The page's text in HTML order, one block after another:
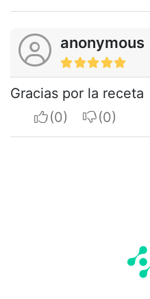
anonymous
Gracias por la receta
I apreciateI do not